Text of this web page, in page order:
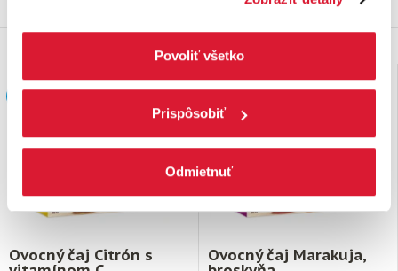
„Povoliť všetko“ vyjadríte svoj súhlas s používaním
zamietnuť, upravte preferencie kliknutím na tlačítko
Povoliť všetko
Prispôsobiť
Odmietnuť
Ovocný čaj Citrón s Ovocný čaj Marakuja,